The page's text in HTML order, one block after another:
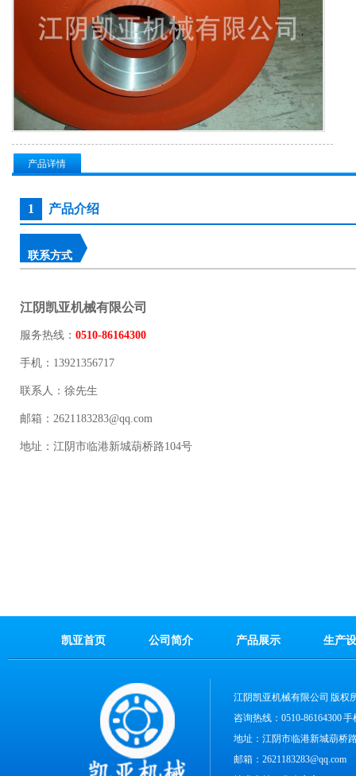
产品详情
1 产品介绍
联系方式
江阴凯亚机械有限公司
服务热线： 0510-86164300
手机：13921356717
联系人：徐先生
邮箱：2621183283@qq.com
地址：江阴市临港新城葫桥路104号
凯亚首页 公司简介 产品展示 生产
江阴凯亚机械有限公司 版权
咨询热线：0510-86164300
地址：江阴市临港新城葫桥
邮箱：2621183283@qq.com